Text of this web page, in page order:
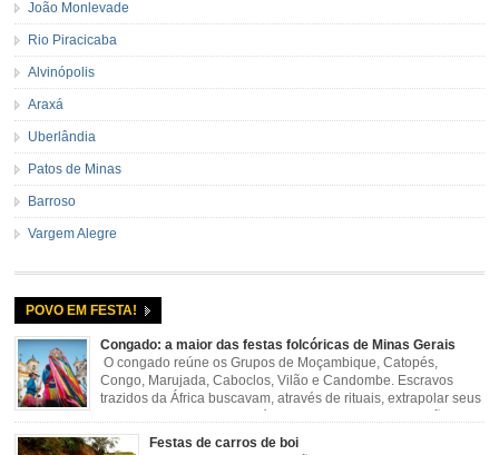
João Monlevade
Rio Piracicaba
Alvinópolis
Araxá
Uberlândia
Patos de Minas
Barroso
Vargem Alegre
POVO EM FESTA!
Congado: a maior das festas folcóricas de Minas Gerais
O congado reúne os Grupos de Moçambique, Catopés,
Congo, Marujada, Caboclos, Vilão e Candombe. Escravos
trazidos da África buscavam, através de rituais, extrapolar seus
destes ritos com a religião católica, imposta aos negros pela Igreja, surgindo
novas histórias que envolviam, sobretudo, Nossa Senhora do […]
Festas de carros de boi